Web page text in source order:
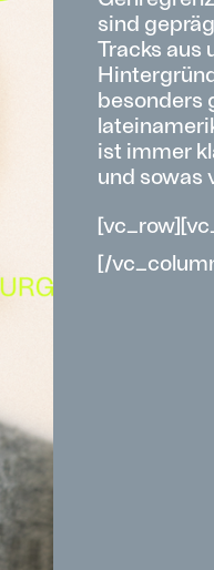
sind
Tracks aus
besonders
ist immer
und sowas
[/